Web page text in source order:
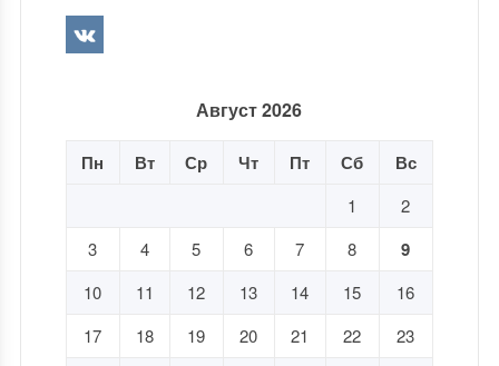
Август 2026
Пн Вт Ср Чт Пт Сб Вс
1
2
3
4 5 6 7 8 9
10 11 12 13 14 15
16
17
18 19 20 21 22
23